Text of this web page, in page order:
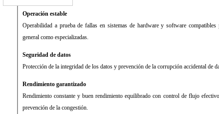
Operación estable
Operabilidad a prueba de fallas en sistemas de hardware y software compatibles
general como especializadas.
Seguridad de datos
Protección de la integridad de los datos y prevención de la corrupción accidental de
Rendimiento garantizado
Rendimiento constante y buen rendimiento equilibrado con control de flujo
prevención de la congestión.